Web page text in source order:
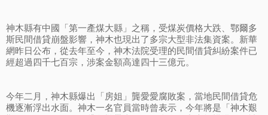
神木縣有中國「第一產煤大縣」之稱，受煤炭價格大跌、鄂爾多
斯民間借貸崩盤影響，神木也現出了多宗大型非法集資案。新華
網昨日公布，從去年至今，神木法院受理的民間借貸糾紛案件已
經超過四千七百宗，涉案金額高達四十三億元。
今年二月，神木縣爆出「房姐」龔愛愛腐敗案，當地民間借貸危
機逐漸浮出水面。神木一名官員當時曾表示，今年將是「神木艱